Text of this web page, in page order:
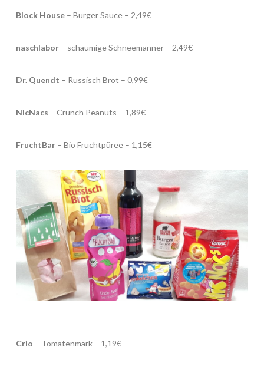
Block House– Burger Sauce – 2,49€
naschlabor– schaumige Schneemänner – 2,49€
Dr. Quendt – Russisch Brot – 0,99€
NicNacs – Crunch Peanuts – 1,89€
FruchtBar– Bio Fruchtpüree – 1,15€
Crio – Tomatenmark – 1,19€